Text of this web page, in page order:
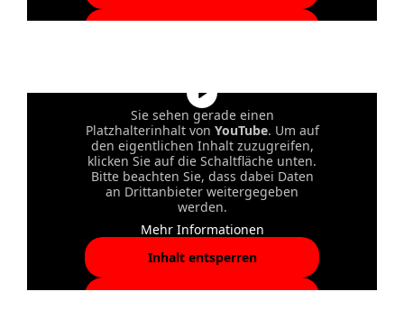
Sie sehen gerade einen
Platzhalterinhalt von YouTube. Um auf
den eigentlichen Inhalt zuzugreifen,
klicken Sie auf die Schaltfläche unten.
Bitte beachten Sie, dass dabei Daten
an Drittanbieter weitergegeben
werden.
Mehr Informationen
Inhalt entsperren